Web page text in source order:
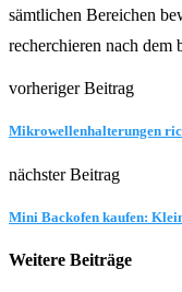
sämtlichen Bereichen
recherchieren nach dem
vorheriger Beitrag
Mikrowellenhalterungen
nächster Beitrag
Mini Backofen kaufen:
Weitere Beiträge